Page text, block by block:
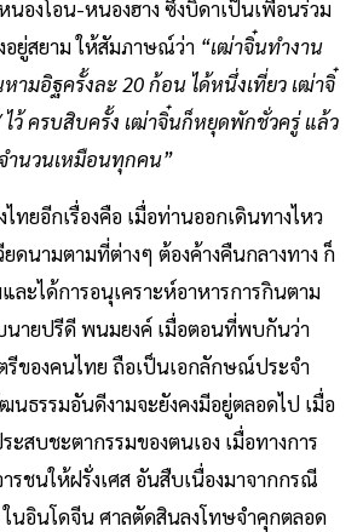
นองโอน-หนองฮาง ซึ่งบิดาเป็นเพื่อนร่วม
อยู่สยาม ให้สัมภาษณ์ว่า “เฒ่าจิ๋นทำงาน
ามอิฐครั้งละ 20 ก้อน ได้หนึ่งเที่ยว เฒ่าจิ๋
ไว้ ครบสิบครั้ง เฒ่าจิ๋นก็หยุดพักชั่วครู่ แล้ว
ำนวนเหมือนทุกคน”
ทยอีกเรื่องคือ เมื่อท่านออกเดินทางไหว
ยดนามตามที่ต่างๆ ต้องค้างคืนกลางทาง ก็
ละได้การอนุเคราะห์อาหารการกินตาม
ายปรีดี พนมยงค์ เมื่อตอนที่พบกันว่า
รีของคนไทย ถือเป็นเอกลักษณ์ประจำ
นธรรมอันดีงามจะยังคงมีอยู่ตลอดไป เมื่อ
ะสบชะตากรรมของตนเอง เมื่อทางการ
รชนให้ฝรั่งเศส อันสืบเนื่องมาจากกรณี
นอินโดจีน ศาลตัดสินลงโทษจำคุกตลอด